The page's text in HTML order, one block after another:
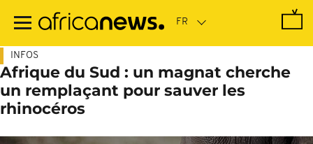
contenu
INFOS
Afrique du Sud : un magnat cherche
un remplaçant pour sauver les
rhinocéros